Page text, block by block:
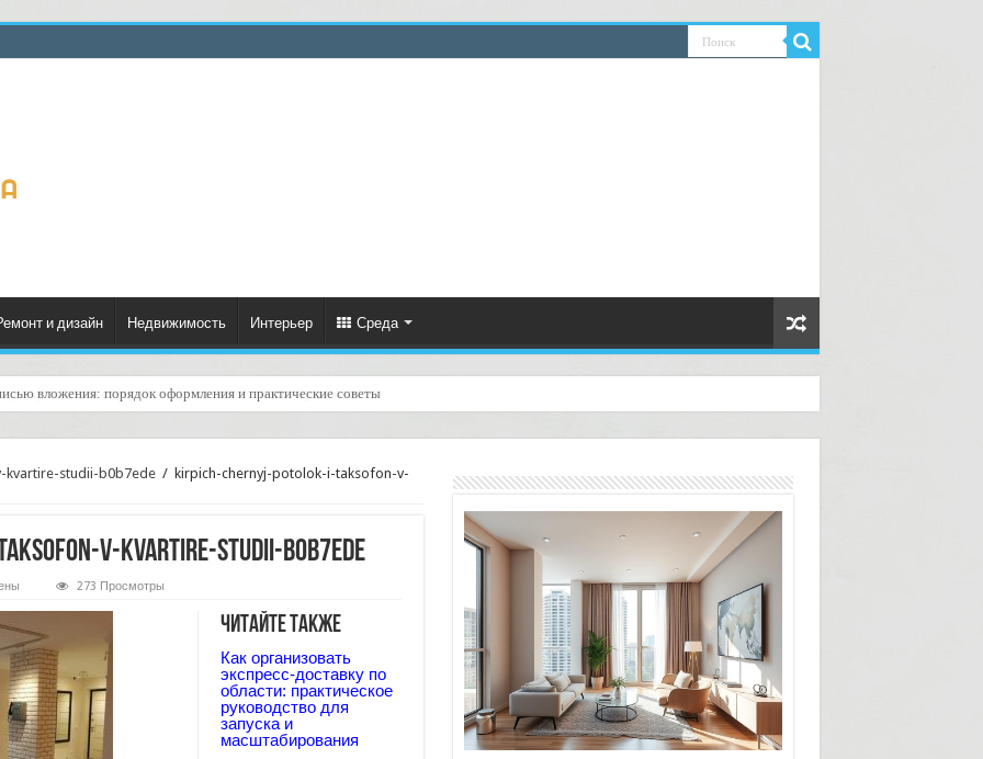
и дизайн Недвижимость Интерьер Среда
вложения: порядок оформления и практические советы
доступность и стоимость — что важно знать перед заказом
kvartire-studii-b0b7ede / kirpich-chernyj-potolok-i-taksofon-v-
v-kvartire-studii-b0b7ede
273 Просмотры
Читайте также
Как организовать
экспресс‑доставку по
области: практическое
руководство для
запуска и
масштабирования